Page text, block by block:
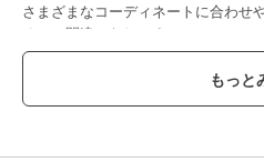
さまざまなコーディネートに合わせ
ること間違いなしです！
柔らかなコットン素材で、着心地もバ